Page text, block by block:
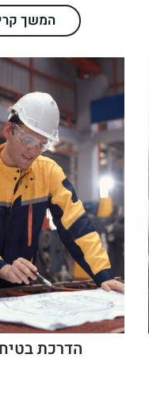
המשך
הדרכת